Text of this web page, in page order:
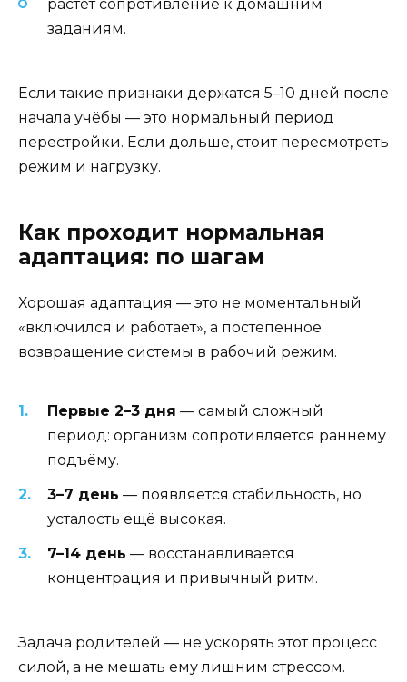
растёт сопротивление к домашним
заданиям.
Если такие признаки держатся 5–10 дней после
начала учёбы — это нормальный период
перестройки. Если дольше, стоит пересмотреть
режим и нагрузку.
Как проходит нормальная
адаптация: по шагам
Хорошая адаптация — это не моментальный
«включился и работает», а постепенное
возвращение системы в рабочий режим.
Первые 2–3 дня — самый сложный
период: организм сопротивляется раннему
подъёму.
3–7 день — появляется стабильность, но
усталость ещё высокая.
7–14 день — восстанавливается
концентрация и привычный ритм.
Задача родителей — не ускорять этот процесс
силой, а не мешать ему лишним стрессом.